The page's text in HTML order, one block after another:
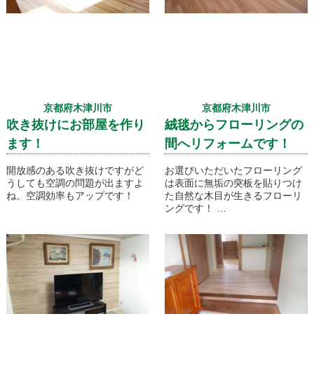
京都府木津川市
吹き抜けにお部屋を作り
ます！
開放感のある吹き抜けですがど
うしても空調の問題が出ますよ
ね。空調効率もアップです！
京都府木津川市
絨毯からフローリングの
間へリフォームです！
お選びいただいたフローリング
は表面に無垢の突板を貼りつけ
た自然な木目が生きるフローリ
ングです！